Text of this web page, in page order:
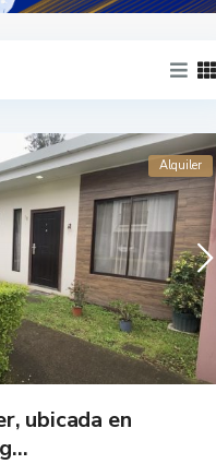
Alquiler
ubicada en